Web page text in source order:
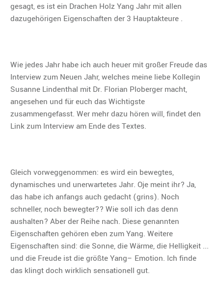
gesagt, es ist ein Drachen Holz Yang Jahr mit allen
dazugehörigen Eigenschaften der 3 Hauptakteure .
Wie jedes Jahr habe ich auch heuer mit großer Freude das
Interview zum Neuen Jahr, welches meine liebe Kollegin
Susanne Lindenthal mit Dr. Florian Ploberger macht,
angesehen und für euch das Wichtigste
zusammengefasst. Wer mehr dazu hören will, findet den
Link zum Interview am Ende des Textes.
Gleich vorweggenommen: es wird ein bewegtes,
dynamisches und unerwartetes Jahr. Oje meint ihr? Ja,
das habe ich anfangs auch gedacht (grins). Noch
schneller, noch bewegter?? Wie soll ich das denn
aushalten? Aber der Reihe nach. Diese genannten
Eigenschaften gehören eben zum Yang. Weitere
Eigenschaften sind: die Sonne, die Wärme, die Helligkeit ...
und die Freude ist die größte Yang– Emotion. Ich finde
das klingt doch wirklich sensationell gut.